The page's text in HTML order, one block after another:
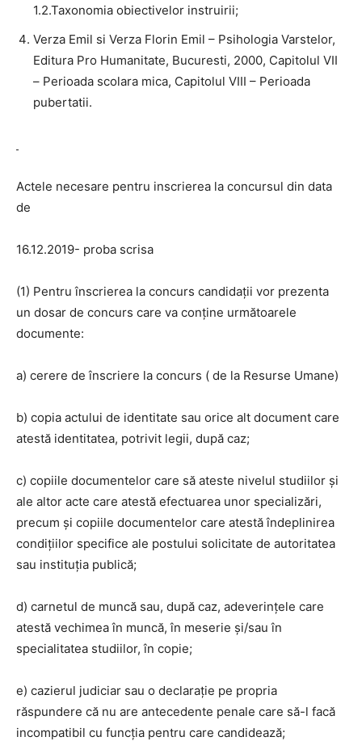
1.2.Taxonomia obiectivelor instruirii;
Verza Emil si Verza Florin Emil – Psihologia Varstelor,
Editura Pro Humanitate, Bucuresti, 2000, Capitolul VII
– Perioada scolara mica, Capitolul VIII – Perioada
pubertatii.
Actele necesare pentru inscrierea la concursul din data
de
16.12.2019- proba scrisa
(1) Pentru înscrierea la concurs candidaţii vor prezenta
un dosar de concurs care va conţine următoarele
documente:
a) cerere de înscriere la concurs ( de la Resurse Umane)
b) copia actului de identitate sau orice alt document care
atestă identitatea, potrivit legii, după caz;
c) copiile documentelor care să ateste nivelul studiilor şi
ale altor acte care atestă efectuarea unor specializări,
precum şi copiile documentelor care atestă îndeplinirea
condiţiilor specifice ale postului solicitate de autoritatea
sau instituţia publică;
d) carnetul de muncă sau, după caz, adeverinţele care
atestă vechimea în muncă, în meserie şi/sau în
specialitatea studiilor, în copie;
e) cazierul judiciar sau o declaraţie pe propria
răspundere că nu are antecedente penale care să-l facă
incompatibil cu funcţia pentru care candidează;